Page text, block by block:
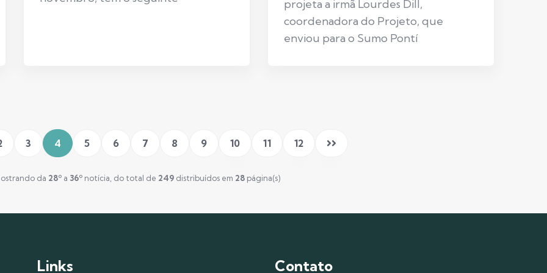
projeta a irmã Lourdes Dill,
coordenadora do Projeto, que
enviou para o Sumo Pontí
3 4 5 6 7 8 9 10 11 12
da 28º a 36º notícia, do total de 249 distribuídos em 28 página(s)
Links Contato